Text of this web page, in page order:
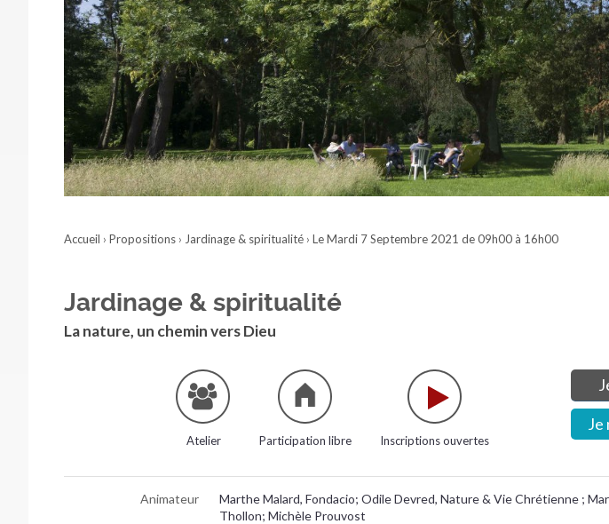
Accueil › Propositions › Jardinage & spiritualité › Le Mardi 7 Septembre 2021 de 09h00 à 16h00
Jardinage & spiritualité
La nature, un chemin vers Dieu
Atelier Participation libre Inscriptions ouvertes
Je
Animateur
Marthe Malard, Fondacio; Odile Devred, Nature & Vie Chrétienne ;
Thollon; Michèle Prouvost